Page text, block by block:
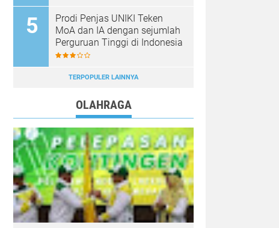
Prodi Penjas UNIKI Teken
MoA dan IA dengan sejumlah
Perguruan Tinggi di Indonesia
TERPOPULER LAINNYA
OLAHRAGA